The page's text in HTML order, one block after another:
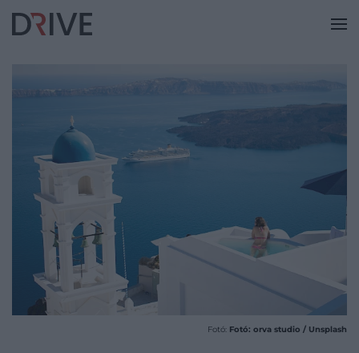
Fotó: Fotó: orva studio / Unsplash